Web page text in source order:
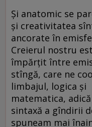
Și anatomic se
și creativitatea
ancorate în
Creierul nostru
împărțit între
stîngă, care ne
limbajul, logica și
matematica,
sintaxă a gîndirii
spuneam mai